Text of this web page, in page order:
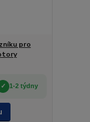
pro
1-2 týdny